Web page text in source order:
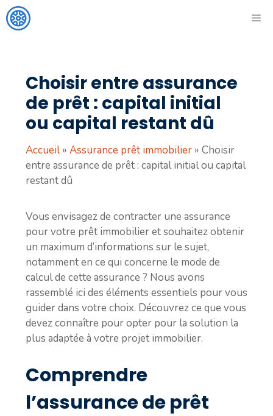
Aller
au
Choisir entre assurance
de prêt : capital initial
ou capital restant dû
Accueil» Assurance prêt immobilier » Choisir
entre assurance de prêt : capital initial ou capital
restant dû
Vous envisagez de contracter une assurance
pour votre prêt immobilier et souhaitez obtenir
un maximum d’informations sur le sujet,
notamment en ce qui concerne le mode de
calcul de cette assurance ? Nous avons
rassemblé ici des éléments essentiels pour vous
guider dans votre choix. Découvrez ce que vous
devez connaître pour opter pour la solution la
plus adaptée à votre projet immobilier.
Comprendre
l’assurance de prêt